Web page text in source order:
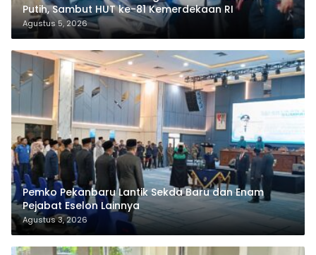
Putih, Sambut HUT ke-81 Kemerdekaan RI
Agustus 5, 2026
Pemko Pekanbaru Lantik Sekda Baru dan Enam
Pejabat Eselon Lainnya
Agustus 3, 2026